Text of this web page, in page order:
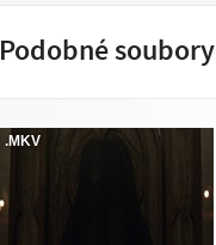
Podobné soubory
.MKV